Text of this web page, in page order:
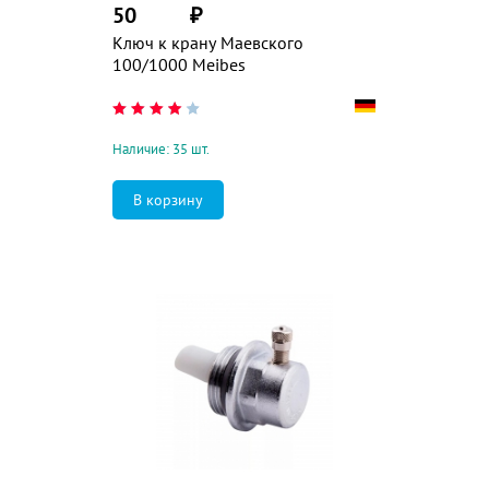
Ключ к крану Маевского
100/1000 Meibes
50 ₽
Наличие: 35 шт.